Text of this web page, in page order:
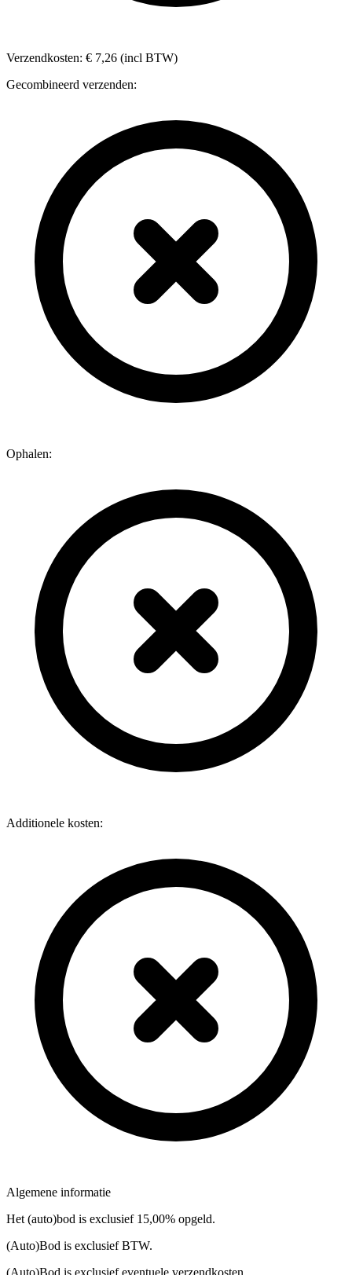
Verzendkosten: € 7,26 (incl BTW)
Gecombineerd verzenden:
Ophalen:
Additionele kosten:
Algemene informatie
Het (auto)bod is exclusief 15,00% opgeld.
(Auto)Bod is exclusief BTW.
(Auto)Bod is exclusief eventuele verzendkosten.